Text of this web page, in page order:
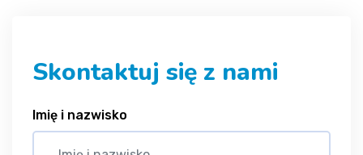
Skontaktuj się z nami
Imię i nazwisko